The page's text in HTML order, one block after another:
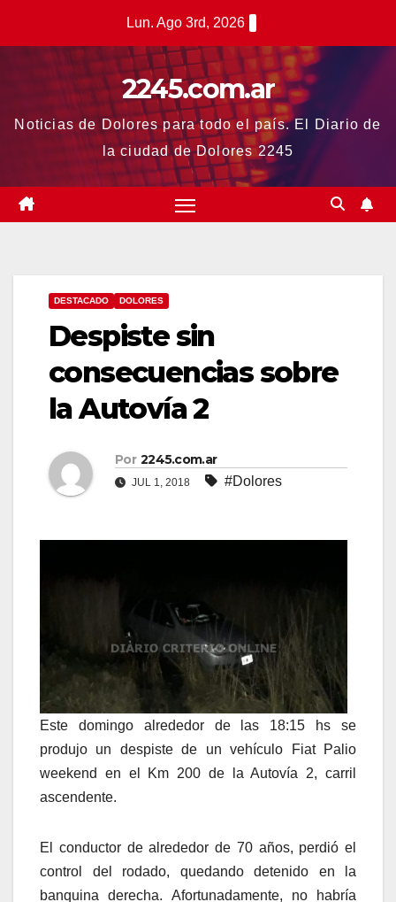
Lun. Ago 3rd, 2026
2245.com.ar
Noticias de Dolores para todo el país. El Diario de
la ciudad de Dolores 2245
DESTACADO DOLORES
Despiste sin
consecuencias sobre
la Autovía 2
Por 2245.com.ar
JUL 1, 2018 #Dolores
Este domingo alrededor de las 18:15 hs se
produjo un despiste de un vehículo Fiat Palio
weekend en el Km 200 de la Autovía 2, carril
ascendente.
El conductor de alrededor de 70 años, perdió el
control del rodado, quedando detenido en la
banquina derecha. Afortunadamente, no habría